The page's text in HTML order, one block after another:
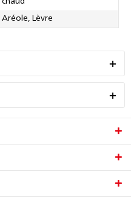
Aréole, Lèvre